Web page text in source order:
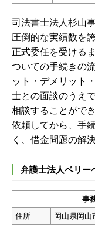
司法書士法人杉山
圧倒的な実績数を
正式委任を受ける
ついての手続きの
ット・デメリット
士との面談のうえ
相談することができ
依頼してから、手
く、借金問題の解
弁護士法人ベリー
事
住所
岡山県岡